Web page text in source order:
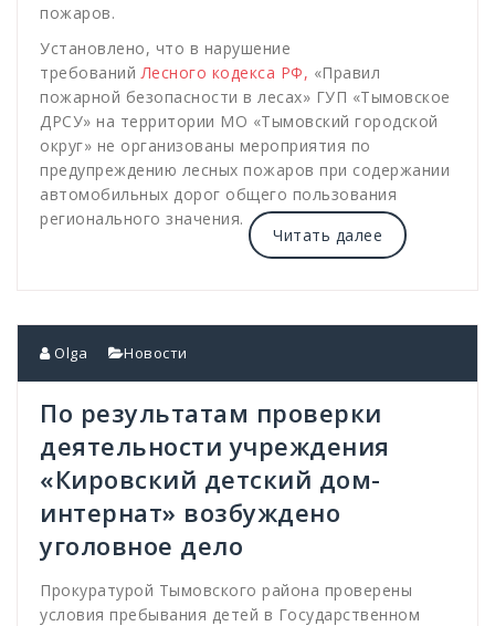
пожаров.
Установлено, что в нарушение
требованийЛесного кодекса РФ, «Правил
пожарной безопасности в лесах» ГУП «Тымовское
ДРСУ» на территории МО «Тымовский городской
округ» не организованы мероприятия по
предупреждению лесных пожаров при содержании
автомобильных дорог общего пользования
регионального значения.
Читать далее
Olga Новости
По результатам проверки
деятельности учреждения
«Кировский детский дом-
интернат» возбуждено
уголовное дело
Прокуратурой Тымовского района проверены
условия пребывания детей в Государственном